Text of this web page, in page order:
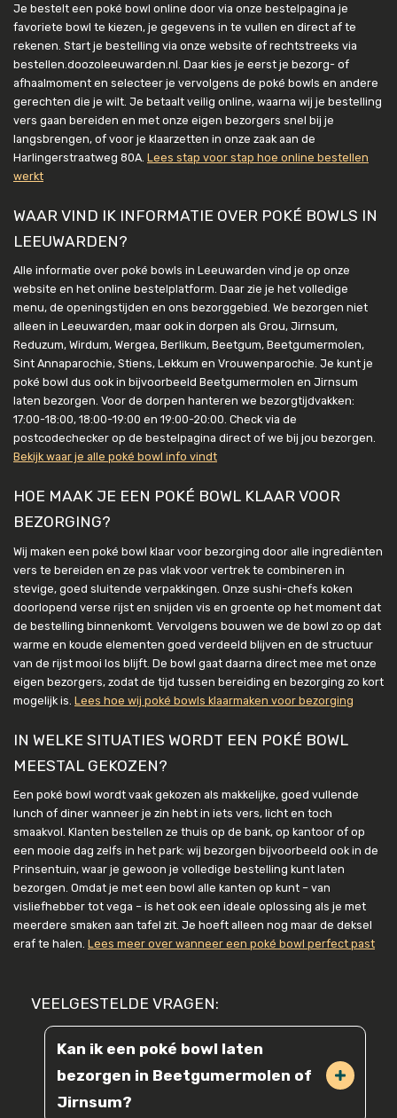
Je bestelt een poké bowl online door via onze bestelpagina je
favoriete bowl te kiezen, je gegevens in te vullen en direct af te
rekenen. Start je bestelling via onze website of rechtstreeks via
bestellen.doozoleeuwarden.nl. Daar kies je eerst je bezorg- of
afhaalmoment en selecteer je vervolgens de poké bowls en andere
gerechten die je wilt. Je betaalt veilig online, waarna wij je bestelling
vers gaan bereiden en met onze eigen bezorgers snel bij je
langsbrengen, of voor je klaarzetten in onze zaak aan de
Harlingerstraatweg 80A. Lees stap voor stap hoe online bestellen
werkt
WAAR VIND IK INFORMATIE OVER POKÉ BOWLS IN
LEEUWARDEN?
Alle informatie over poké bowls in Leeuwarden vind je op onze
website en het online bestelplatform. Daar zie je het volledige
menu, de openingstijden en ons bezorggebied. We bezorgen niet
alleen in Leeuwarden, maar ook in dorpen als Grou, Jirnsum,
Reduzum, Wirdum, Wergea, Berlikum, Beetgum, Beetgumermolen,
Sint Annaparochie, Stiens, Lekkum en Vrouwenparochie. Je kunt je
poké bowl dus ook in bijvoorbeeld Beetgumermolen en Jirnsum
laten bezorgen. Voor de dorpen hanteren we bezorgtijdvakken:
17:00-18:00, 18:00-19:00 en 19:00-20:00. Check via de
postcodechecker op de bestelpagina direct of we bij jou bezorgen.
Bekijk waar je alle poké bowl info vindt
HOE MAAK JE EEN POKÉ BOWL KLAAR VOOR
BEZORGING?
Wij maken een poké bowl klaar voor bezorging door alle ingrediënten
vers te bereiden en ze pas vlak voor vertrek te combineren in
stevige, goed sluitende verpakkingen. Onze sushi-chefs koken
doorlopend verse rijst en snijden vis en groente op het moment dat
de bestelling binnenkomt. Vervolgens bouwen we de bowl zo op dat
warme en koude elementen goed verdeeld blijven en de structuur
van de rijst mooi los blijft. De bowl gaat daarna direct mee met onze
eigen bezorgers, zodat de tijd tussen bereiding en bezorging zo kort
mogelijk is. Lees hoe wij poké bowls klaarmaken voor bezorging
IN WELKE SITUATIES WORDT EEN POKÉ BOWL
MEESTAL GEKOZEN?
Een poké bowl wordt vaak gekozen als makkelijke, goed vullende
lunch of diner wanneer je zin hebt in iets vers, licht en toch
smaakvol. Klanten bestellen ze thuis op de bank, op kantoor of op
een mooie dag zelfs in het park: wij bezorgen bijvoorbeeld ook in de
Prinsentuin, waar je gewoon je volledige bestelling kunt laten
bezorgen. Omdat je met een bowl alle kanten op kunt – van
visliefhebber tot vega – is het ook een ideale oplossing als je met
meerdere smaken aan tafel zit. Je hoeft alleen nog maar de deksel
eraf te halen. Lees meer over wanneer een poké bowl perfect past
VEELGESTELDE VRAGEN:
Kan ik een poké bowl laten
bezorgen in Beetgumermolen of
Jirnsum?